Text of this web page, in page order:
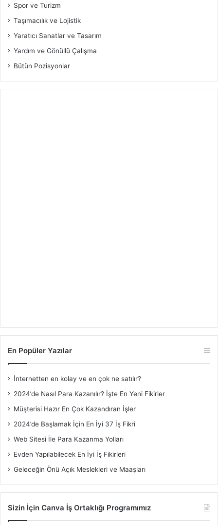
Spor ve Turizm
Taşımacılık ve Lojistik
Yaratıcı Sanatlar ve Tasarım
Yardım ve Gönüllü Çalışma
Bütün Pozisyonlar
En Popüler Yazılar
İnternetten en kolay ve en çok ne satılır?
2024’de Nasıl Para Kazanılır? İşte En Yeni Fikirler
Müşterisi Hazır En Çok Kazandıran İşler
2024’de Başlamak İçin En İyi 37 İş Fikri
Web Sitesi İle Para Kazanma Yolları
Evden Yapılabilecek En İyi İş Fikirleri
Geleceğin Önü Açık Meslekleri ve Maaşları
Sizin İçin Canva İş Ortaklığı Programımız